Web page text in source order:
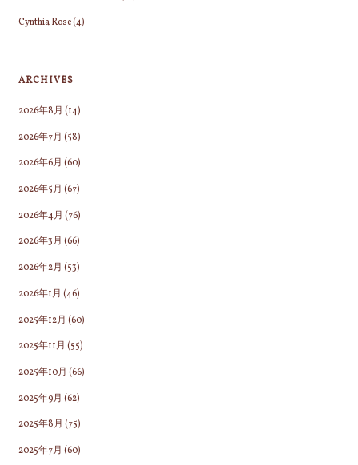
Cynthia Rose(4)
ARCHIVES
2026年8月 (14)
2026年7月 (58)
2026年6月 (60)
2026年5月 (67)
2026年4月 (76)
2026年3月 (66)
2026年2月 (53)
2026年1月 (46)
2025年12月 (60)
2025年11月 (55)
2025年10月 (66)
2025年9月 (62)
2025年8月 (75)
2025年7月 (60)